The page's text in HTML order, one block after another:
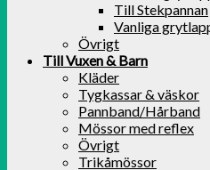
Till Stekpannan
Vanliga
Övrigt
Till Vuxen & Barn
Kläder
Tygkassar & väskor
Pannband/Hårband
Mössor med reflex
Övrigt
Trikåmössor